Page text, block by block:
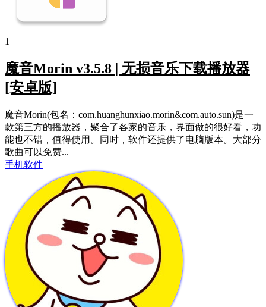
1
魔音Morin v3.5.8 | 无损音乐下载播放器
[安卓版]
魔音Morin(包名：com.huanghunxiao.morin&com.auto.sun)是一
款第三方的播放器，聚合了各家的音乐，界面做的很好看，功
能也不错，值得使用。同时，软件还提供了电脑版本。大部分
歌曲可以免费...
手机软件